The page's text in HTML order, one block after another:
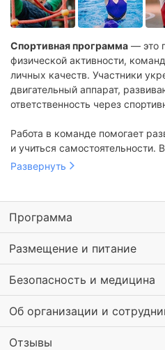
Спортивная программа — это
физической активности,
личных качеств. Участники
двигательный аппарат,
ответственность через
Работа в команде помогает
и учиться
является разнообразие
Развернуть
Программа
Размещение и питание
Безопасность и медицина
Об организации и
Отзывы